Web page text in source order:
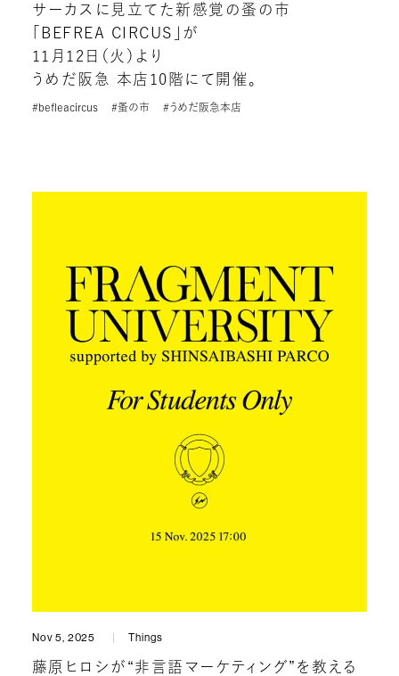
サーカスに見立てた新感覚の蚤の市
「BEFREA CIRCUS」が
11月12日（火）より
うめだ阪急 本店10階にて開催。
#befleacircus #蚤の市 #うめだ阪急本店
Nov 5, 2025 Things
藤原ヒロシが“非言語マーケティング”を教える